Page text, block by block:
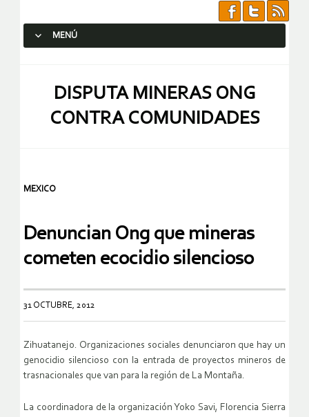
MENÚ
DISPUTA MINERAS ONG
CONTRA COMUNIDADES
MEXICO
Denuncian Ong que mineras
cometen ecocidio silencioso
31 OCTUBRE, 2012
Zihuatanejo. Organizaciones sociales denunciaron que hay un
genocidio silencioso con la entrada de proyectos mineros de
trasnacionales que van para la región de La Montaña.
La coordinadora de la organización Yoko Savi, Florencia Sierra